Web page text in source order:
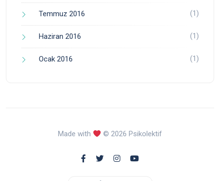
Temmuz 2016 (1)
Haziran 2016 (1)
Ocak 2016 (1)
Made with © 2026 Psikolektif